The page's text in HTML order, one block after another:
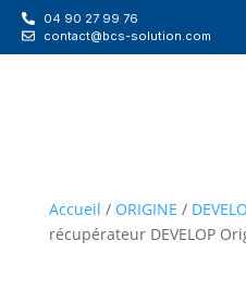
04 90 27 99 76
contact@bcs-solution.com
Accueil / ORIGINE /
récupérateur DEVELOP